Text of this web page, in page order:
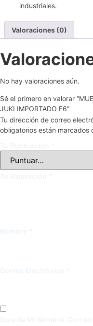
industriales.
Valoraciones (0)
No hay valoraciones aún.
Sé el primero en valorar
JUKI IMPORTADO F6”
Tu dirección de correo
obligatorios están marcados